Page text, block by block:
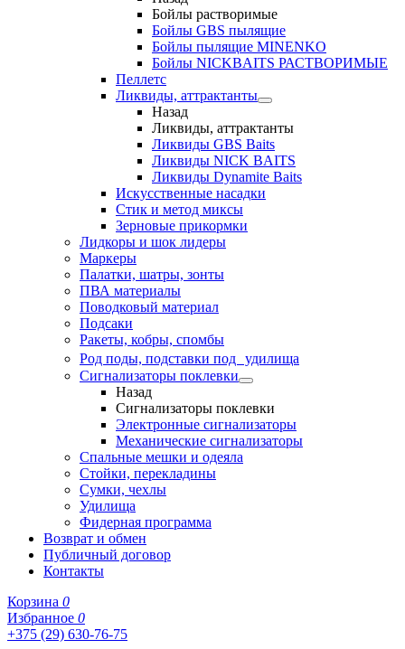
Бойлы растворимые
Бойлы GBS пылящие
Бойлы пылящие MINENKO
Бойлы NICKBAITS РАСТВОРИМЫЕ
Пеллетс
Ликвиды, аттрактанты
Назад
Ликвиды, аттрактанты
Ликвиды GBS Baits
Ликвиды NICK BAITS
Ликвиды Dynamite Baits
Искусственные насадки
Стик и метод миксы
Зерновые прикормки
Лидкоры и шок лидеры
Маркеры
Палатки, шатры, зонты
ПВА материалы
Поводковый материал
Подсаки
Ракеты, кобры, спомбы
Род поды, подставки под удилища
Сигнализаторы поклевки
Назад
Сигнализаторы поклевки
Электронные сигнализаторы
Механические сигнализаторы
Спальные мешки и одеяла
Стойки, перекладины
Сумки, чехлы
Удилища
Фидерная программа
Возврат и обмен
Публичный договор
Контакты
Корзина 0
Избранное 0
+375 (29) 630-76-75